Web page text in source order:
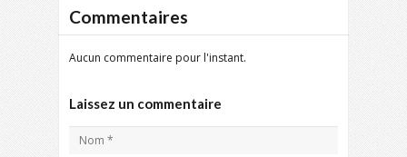
Commentaires
Aucun commentaire pour l'instant.
Laissez un commentaire